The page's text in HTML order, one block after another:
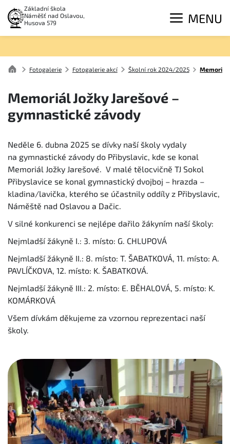
Základní škola
Náměšť nad Oslavou,
Husova 579
MENU
Fotogalerie Fotogalerie akcí Školní rok 2024/2025 Memoriál
Memoriál Jožky Jarešové –
gymnastické závody
Neděle 6. dubna 2025 se dívky naší školy vydaly
na gymnastické závody do Přibyslavic, kde se konal
Memoriál Jožky Jarešové. V malé tělocvičně TJ Sokol
Přibyslavice se konal gymnastický dvojboj – hrazda –
kladina/lavička, kterého se účastnily oddíly z Přibyslavic,
Náměště nad Oslavou a Dačic.
V silné konkurenci se nejlépe dařilo žákyním naší školy:
Nejmladší žákyně I.: 3. místo: G. CHLUPOVÁ
Nejmladší žákyně II.: 8. místo: T. ŠABATKOVÁ, 11. místo: A.
PAVLÍČKOVA, 12. místo: K. ŠABATKOVÁ.
Nejmladší žákyně III.: 2. místo: E. BĚHALOVÁ, 5. místo: K.
KOMÁRKOVÁ
Všem dívkám děkujeme za vzornou reprezentaci naší
školy.